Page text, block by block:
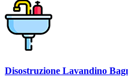
Disostruzione Lavandino